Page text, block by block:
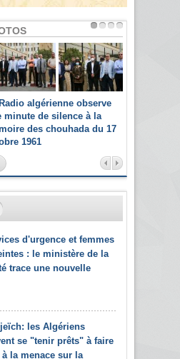
algérienne observe
minute de silence à la
des chouhada du 17
1961
d'urgence et femmes
: le ministère de la
trace une nouvelle
les Algériens
se "tenir prêts" à faire
à la menace sur la